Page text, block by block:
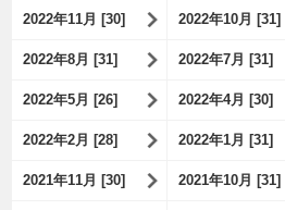
2022年11月 [30] 2022年10月 [31]
2022年8月 [31] 2022年7月 [31]
2022年5月 [26] 2022年4月 [30]
2022年2月 [28] 2022年1月 [31]
2021年11月 [30] 2021年10月 [31]